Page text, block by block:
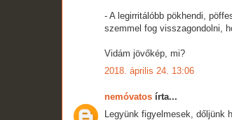
- A legirritálóbb pökhendi,
szemmel fog visszagondolni,
Vidám jövőkép, mi?
2018. április 24. 13:06
nemóvatos írta...
Legyünk figyelmesek, dőljünk